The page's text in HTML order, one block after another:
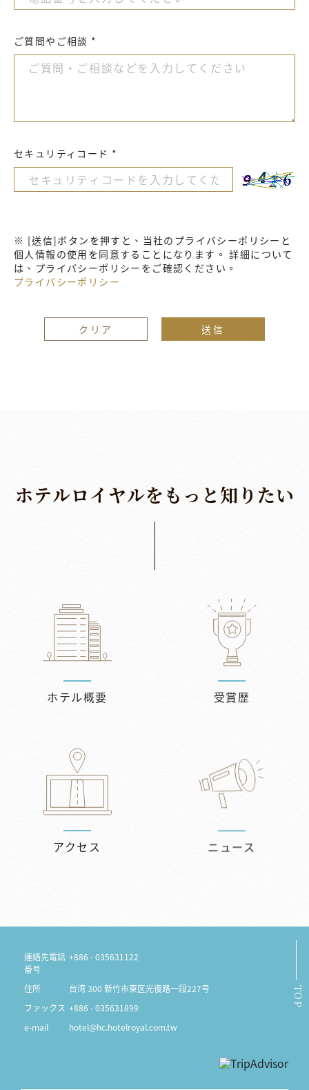
ご質問やご相談 *
セキュリティコード *
※ [送信]ボタンを押すと、当社のプライバシーポリシーと
個人情報の使用を同意することになります。 詳細について
は、プライバシーポリシーをご確認ください。
プライバシーポリシー
クリア 送信
ホテルロイ ヤルをも っ と知 り たい
ホテル概要 受賞歴
アクセス ニュース
TOP
連絡先電話
番号
+886 - 035631122
住所
台湾 300 新竹市東区光復路一段227号
ファックス +886 - 035631899
e-mail
hotel@hc.hotelroyal.com.tw